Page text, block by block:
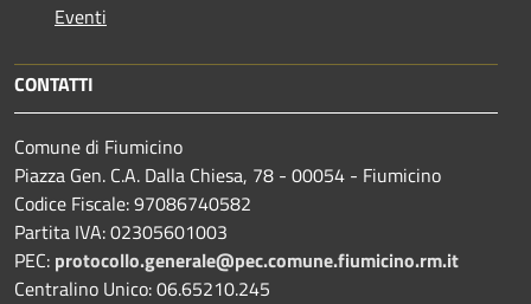
Eventi
CONTATTI
Comune di Fiumicino
Piazza Gen. C.A. Dalla Chiesa, 78 - 00054 - Fiumicino
Codice Fiscale: 97086740582
Partita IVA: 02305601003
PEC: protocollo.generale@pec.comune.fiumicino.rm.it
Centralino Unico: 06.65210.245